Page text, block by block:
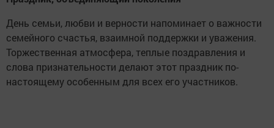
День семьи, любви и верности напоминает о важности
семейного счастья, взаимной поддержки и уважения.
Торжественная атмосфера, теплые поздравления и
слова признательности делают этот праздник по-
настоящему особенным для всех его участников.